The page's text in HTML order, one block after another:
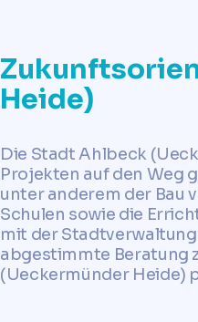
Heide)
Die Stadt Ahlbeck
Projekten auf den Weg
unter anderem der Bau
Schulen sowie die
mit der Stadtverwaltung
abgestimmte Beratung
(Ueckermünder Heide)